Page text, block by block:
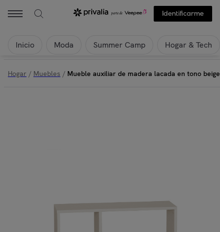
Identificarme
Inicio Moda Summer Camp Hogar & Tech
Hogar / Muebles / Mueble auxiliar de madera lacada en tono